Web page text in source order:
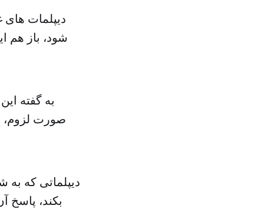
دیپلمات های
شود، باز هم
به گفته
صورت لزوم،
دیپلماتی که
بکند، پاسخ